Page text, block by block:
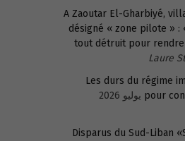
A Zaoutar El-Gharbiyé,
désigné « zone pilote » :
tout détruit pour
Laure
Les durs du régime
pour
Disparus du Sud-Liban